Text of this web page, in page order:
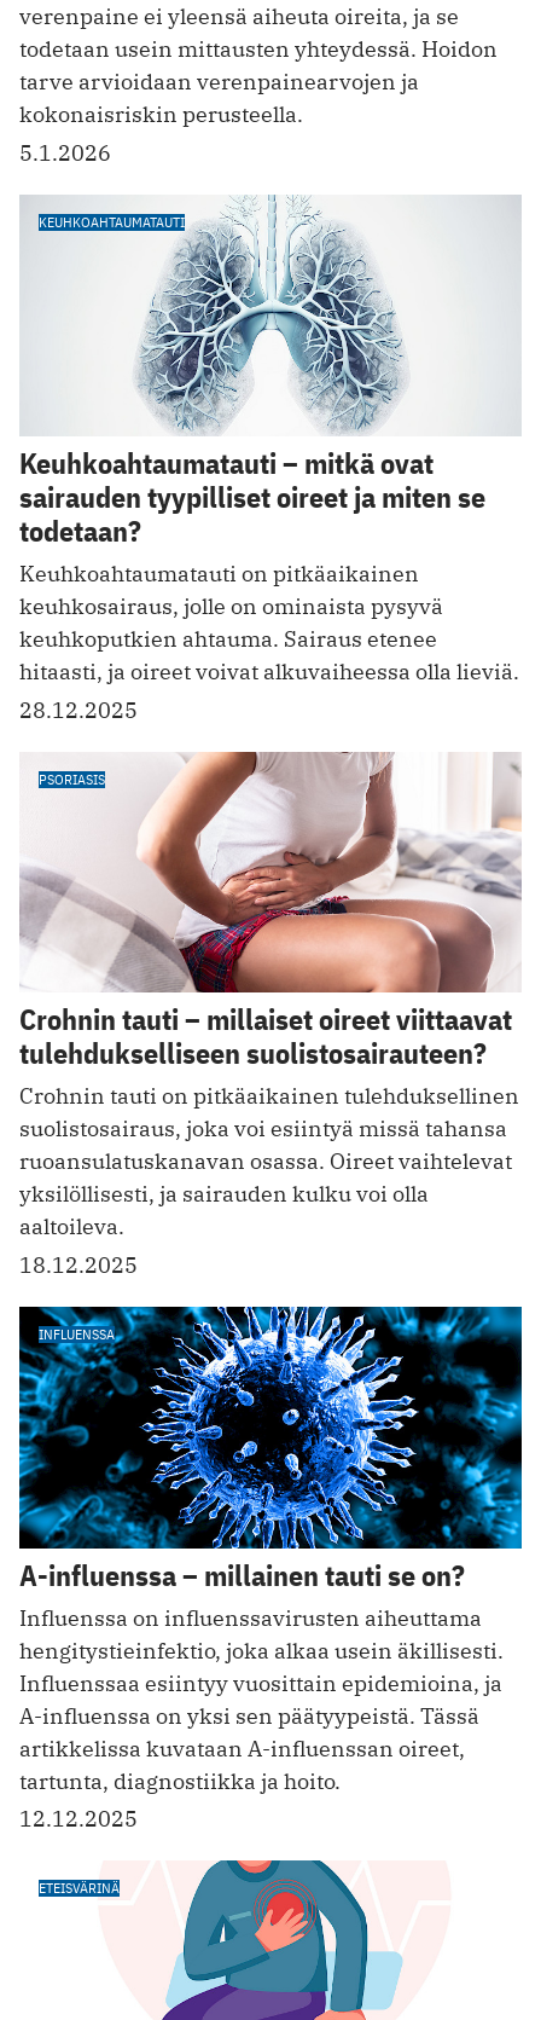
verenpaine ei yleensä aiheuta oireita, ja se
todetaan usein mittausten yhteydessä. Hoidon
tarve arvioidaan verenpainearvojen ja
kokonaisriskin perusteella.
5.1.2026
KEUHKOAHTAUMATAUTI
Keuhkoahtaumatauti – mitkä ovat
sairauden tyypilliset oireet ja miten se
todetaan?
Keuhkoahtaumatauti on pitkäaikainen
keuhkosairaus, jolle on ominaista pysyvä
keuhkoputkien ahtauma. Sairaus etenee
hitaasti, ja oireet voivat alkuvaiheessa olla lieviä.
28.12.2025
PSORIASIS
Crohnin tauti – millaiset oireet viittaavat
tulehdukselliseen suolistosairauteen?
Crohnin tauti on pitkäaikainen tulehduksellinen
suolistosairaus, joka voi esiintyä missä tahansa
ruoansulatuskanavan osassa. Oireet vaihtelevat
yksilöllisesti, ja sairauden kulku voi olla
aaltoileva.
18.12.2025
INFLUENSSA
A-influenssa – millainen tauti se on?
Influenssa on influenssavirusten aiheuttama
hengitystieinfektio, joka alkaa usein äkillisesti.
Influenssaa esiintyy vuosittain epidemioina, ja
A-influenssa on yksi sen päätyypeistä. Tässä
artikkelissa kuvataan A-influenssan oireet,
tartunta, diagnostiikka ja hoito.
12.12.2025
ETEISVÄRINÄ